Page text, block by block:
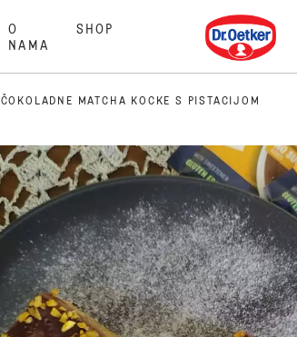
O
NAMA
SHOP Dr. Oetker
ČOKOLADNE MATCHA KOCKE S PISTACIJOM